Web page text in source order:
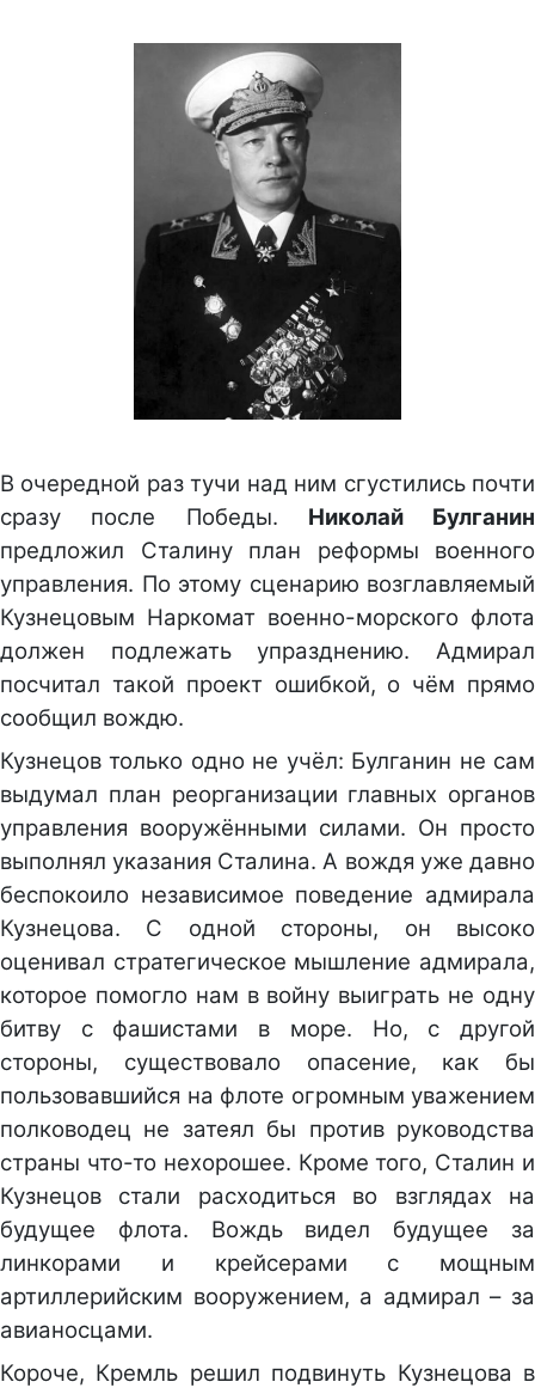
В очередной раз тучи над ним сгустились почти
сразу после Победы. Николай Булганин
предложил Сталину план реформы военного
управления. По этому сценарию возглавляемый
Кузнецовым Наркомат военно-морского флота
должен подлежать упразднению. Адмирал
посчитал такой проект ошибкой, о чём прямо
сообщил вождю.
Кузнецов только одно не учёл: Булганин не сам
выдумал план реорганизации главных органов
управления вооружёнными силами. Он просто
выполнял указания Сталина. А вождя уже давно
беспокоило независимое поведение адмирала
Кузнецова. С одной стороны, он высоко
оценивал стратегическое мышление адмирала,
которое помогло нам в войну выиграть не одну
битву с фашистами в море. Но, с другой
стороны, существовало опасение, как бы
пользовавшийся на флоте огромным уважением
полководец не затеял бы против руководства
страны что-то нехорошее. Кроме того, Сталин и
Кузнецов стали расходиться во взглядах на
будущее флота. Вождь видел будущее за
линкорами и крейсерами с мощным
артиллерийским вооружением, а адмирал – за
авианосцами.
Короче, Кремль решил подвинуть Кузнецова в